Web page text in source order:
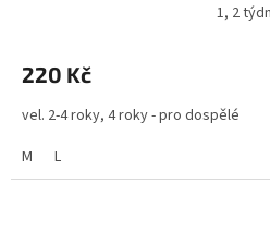
1, 2
220 Kč
vel. 2-4 roky, 4 roky - pro dospělé
M
L